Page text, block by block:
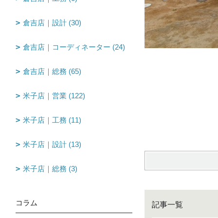
記事一覧
倉吉店｜設計 (30)
倉吉店｜コーディネーター (24)
倉吉店｜総務 (65)
米子店｜営業 (122)
米子店｜工務 (11)
米子店｜設計 (13)
米子店｜総務 (3)
コラム